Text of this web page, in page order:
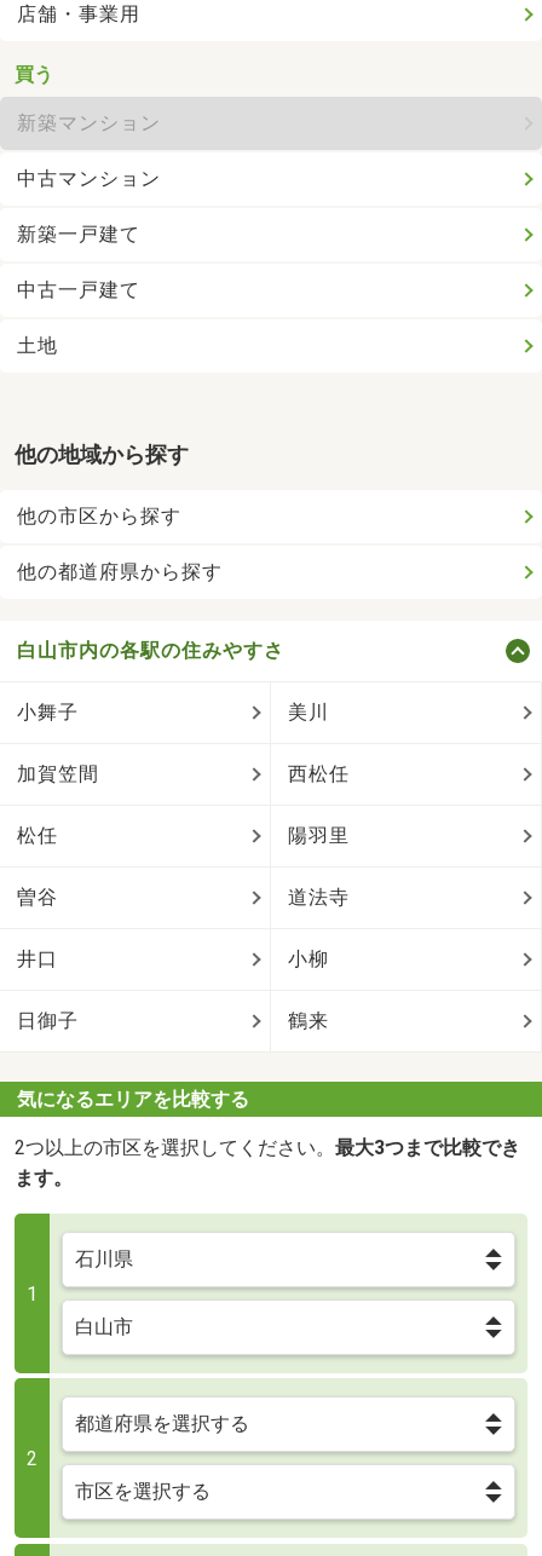
店舗・事業用
買う
新築マンション
中古マンション
新築一戸建て
中古一戸建て
土地
他の地域から探す
他の市区から探す
他の都道府県から探す
白山市内の各駅の住みやすさ
小舞子 美川
加賀笠間 西松任
松任 陽羽里
曽谷 道法寺
井口 小柳
日御子 鶴来
気になるエリアを比較する
2つ以上の市区を選択してください。 最大3つまで比較でき
ます。
1
2